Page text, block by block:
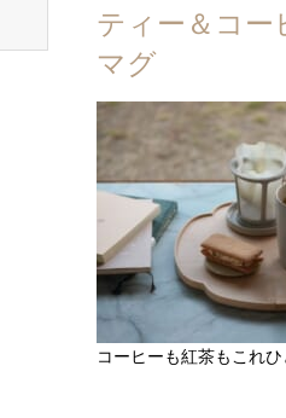
ティー＆コー
マグ
コーヒーも紅茶もこれ